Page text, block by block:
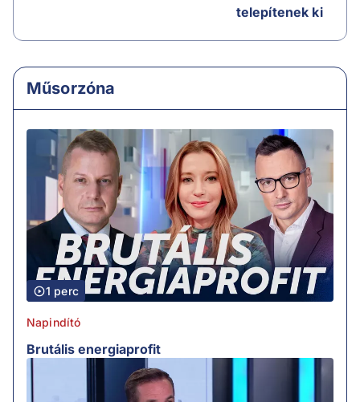
telepítenek ki
Műsorzóna
1 perc
Napindító
Brutális energiaprofit